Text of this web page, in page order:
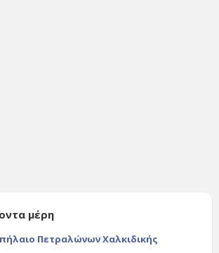
μέρη
Πετραλώνων Χαλκιδικής